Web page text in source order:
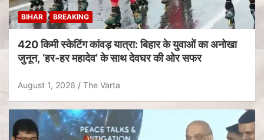
BIHAR BREAKING
420 किमी स्केटिंग कांवड़ यात्रा: बिहार के युवाओं का अनोखा
जुनून, ‘हर-हर महादेव’ के साथ देवघर की ओर सफर
August 1, 2026 The Varta